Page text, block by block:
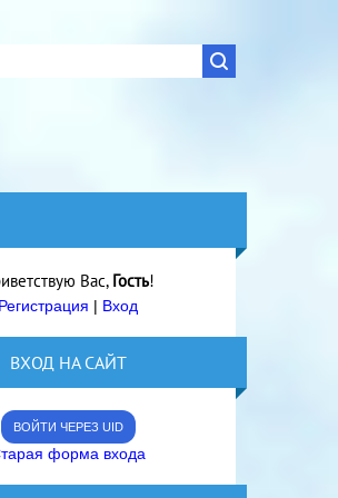
Вас, Гость!
Регистрация | Вход
ВХОД НА САЙТ
ВОЙТИ ЧЕРЕЗ UID
форма входа